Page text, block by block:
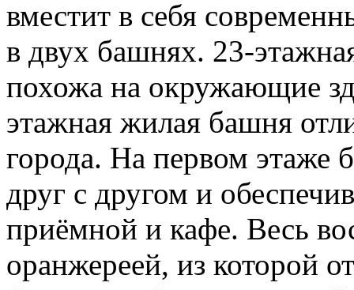
вместит в себя
в двух башнях. 23-
похожа на окружающие
этажная жилая башня
города. На первом этаже
друг с другом и
приёмной и кафе. Весь
оранжереей, из которой